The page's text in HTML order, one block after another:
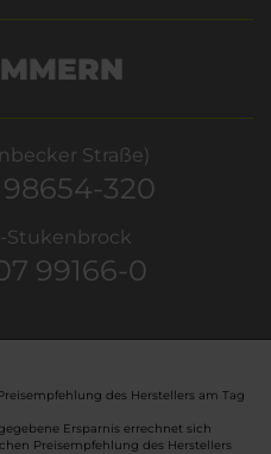
Straße)
320
Stukenbrock
99166-0
des Herstellers am Tag
Ersparnis errechnet sich
Preisempfehlung des Herstellers